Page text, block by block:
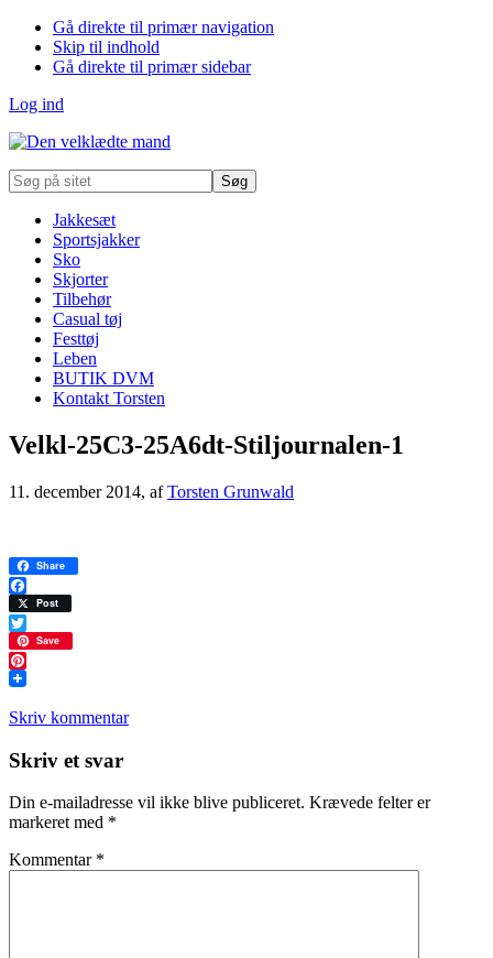
Gå direkte til primær navigation
Skip til indhold
Gå direkte til primær sidebar
Log ind
Søg
på
Jakkesæt
Sportsjakker
Sko
Skjorter
Tilbehør
Casual tøj
Festtøj
Leben
BUTIK DVM
Kontakt Torsten
Velkl-25C3-25A6dt-Stiljournalen-1
11. december 2014, afTorsten Grunwald
Share
Facebook
Post
Twitter
Save
Pinterest
Skriv kommentar
Læserinteraktioner
Skriv et svar
Din e-mailadresse vil ikke blive publiceret. Krævede felter er
markeret med *
Kommentar *